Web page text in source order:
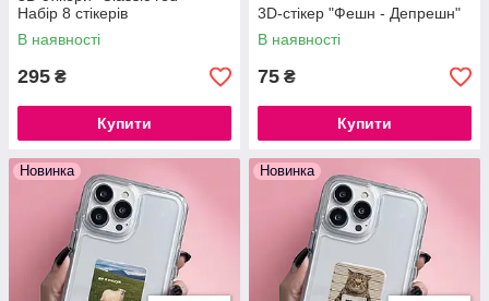
Набір 8 стікерів
В наявності
295 ₴
Купити
3D-стікер "Фешн - Депрешн"
В наявності
75 ₴
Купити
Новинка Новинка